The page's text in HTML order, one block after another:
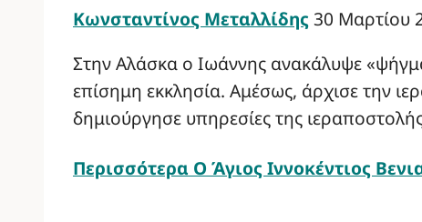
Κωνσταντίνος Μεταλλίδης 30 Μαρτίου
Στην Αλάσκα ο Ιωάννης ανακάλυψε
επίσημη εκκλησία. Αμέσως, άρχισε την
δημιούργησε υπηρεσίες της
Περισσότερα Ο Άγιος Ιννοκέντιος